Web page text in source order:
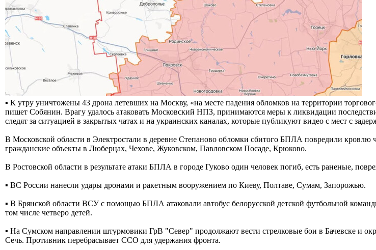
▪️ К утру уничтожены 43 дрона летевших на Москву, «на месте падения обломков на территории
пишет Собянин. Врагу удалось атаковать Московский НПЗ, принимаются меры к ликвидации
следят за ситуацией в закрытых чатах и на украинских каналах, которые публикуют видео с мест с
В Московской области в Электростали в деревне Степаново обломки сбитого БПЛА повредили
гражданские объекты в Люберцах, Чехове, Жуковском, Павловском Посаде, Крюково.
В Ростовской области в результате атаки БПЛА в городе Гуково один человек погиб, есть раненые,
▪️ ВС России нанесли удары дронами и ракетным вооружением по Киеву, Полтаве, Сумам, Запорожью.
▪️ В Брянской области ВСУ с помощью БПЛА атаковали автобус белорусской детской футбольной
том числе четверо детей.
▪️ На Сумском направлении штурмовики ГрВ "Север" продолжают вести стрелковые бои в Бачевске и
Сечь. Противник перебрасывает ССО для удержания фронта.